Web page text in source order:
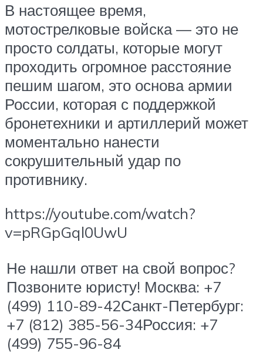
В настоящее время,
мотострелковые войска — это не
просто солдаты, которые могут
проходить огромное расстояние
пешим шагом, это основа армии
России, которая с поддержкой
бронетехники и артиллерий может
моментально нанести
сокрушительный удар по
противнику.
https://youtube.com/watch?
v=pRGpGql0UwU
Не нашли ответ на свой вопрос?
Позвоните юристу! Москва: +7
(499) 110-89-42Санкт-Петербург:
+7 (812) 385-56-34Россия: +7
(499) 755-96-84